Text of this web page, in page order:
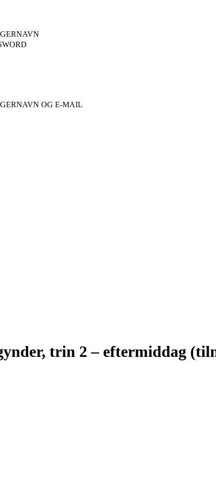
OG E-MAIL
trin 2 – eftermiddag